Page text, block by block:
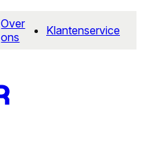
Over
ons
Klantenservice